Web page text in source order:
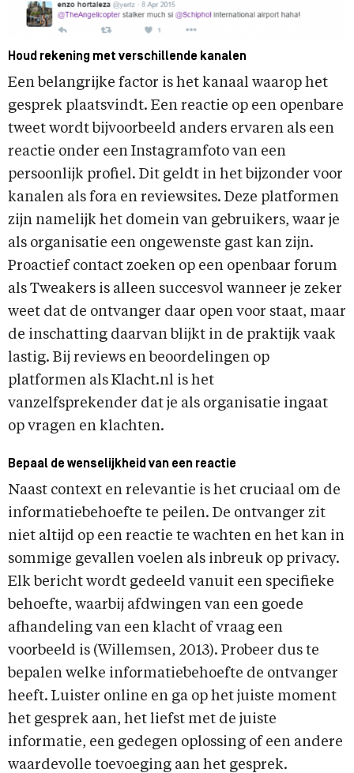
Houd rekening met verschillende kanalen
Een belangrijke factor is het kanaal waarop het
gesprek plaatsvindt. Een reactie op een openbare
tweet wordt bijvoorbeeld anders ervaren als een
reactie onder een Instagramfoto van een
persoonlijk profiel. Dit geldt in het bijzonder voor
kanalen als fora en reviewsites. Deze platformen
zijn namelijk het domein van gebruikers, waar je
als organisatie een ongewenste gast kan zijn.
Proactief contact zoeken op een openbaar forum
als Tweakers is alleen succesvol wanneer je zeker
weet dat de ontvanger daar open voor staat, maar
de inschatting daarvan blijkt in de praktijk vaak
lastig. Bij reviews en beoordelingen op
platformen als Klacht.nl is het
vanzelfsprekender dat je als organisatie ingaat
op vragen en klachten.
Bepaal de wenselijkheid van een reactie
Naast context en relevantie is het cruciaal om de
informatiebehoefte te peilen. De ontvanger zit
niet altijd op een reactie te wachten en het kan in
sommige gevallen voelen als inbreuk op privacy.
Elk bericht wordt gedeeld vanuit een specifieke
behoefte, waarbij afdwingen van een goede
afhandeling van een klacht of vraag een
voorbeeld is (Willemsen, 2013). Probeer dus te
bepalen welke informatiebehoefte de ontvanger
heeft. Luister online en ga op het juiste moment
het gesprek aan, het liefst met de juiste
informatie, een gedegen oplossing of een andere
waardevolle toevoeging aan het gesprek.